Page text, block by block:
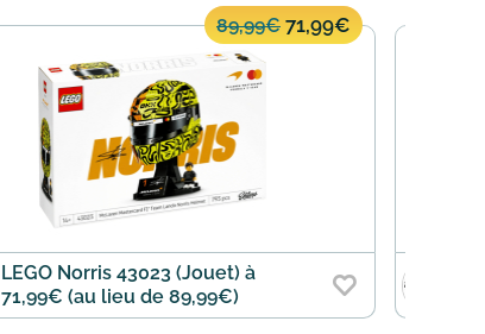
89,99€ 71,99€
LEGO Norris 43023 (Jouet) à
71,99€ (au lieu de 89,99€)